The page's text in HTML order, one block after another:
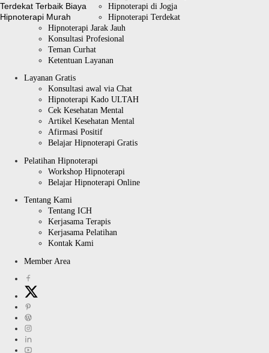
Hipnoterapi di Jogja
Hipnoterapi Terdekat
Hipnoterapi Jarak Jauh
Konsultasi Profesional
Teman Curhat
Ketentuan Layanan
Layanan Gratis
Konsultasi awal via Chat
Hipnoterapi Kado ULTAH
Cek Kesehatan Mental
Artikel Kesehatan Mental
Afirmasi Positif
Belajar Hipnoterapi Gratis
Pelatihan Hipnoterapi
Workshop Hipnoterapi
Belajar Hipnoterapi Online
Tentang Kami
Tentang ICH
Kerjasama Terapis
Kerjasama Pelatihan
Kontak Kami
Member Area